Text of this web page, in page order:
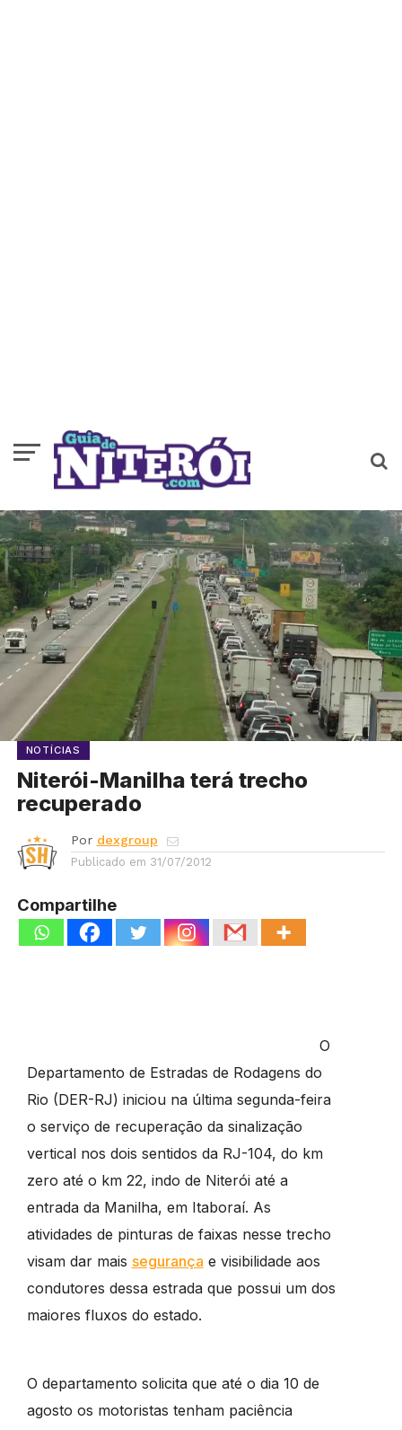
NOTÍCIAS
Niterói-Manilha terá trecho
recuperado
Por dexgroup
Publicado em 31/07/2012
Compartilhe
O
Departamento de Estradas de Rodagens do
Rio (DER-RJ) iniciou na última segunda-feira
o serviço de recuperação da sinalização
vertical nos dois sentidos da RJ-104, do km
zero até o km 22, indo de Niterói até a
entrada da Manilha, em Itaboraí. As
atividades de pinturas de faixas nesse trecho
visam dar mais segurança e visibilidade aos
condutores dessa estrada que possui um dos
maiores fluxos do estado.
O departamento solicita que até o dia 10 de
agosto os motoristas tenham paciência